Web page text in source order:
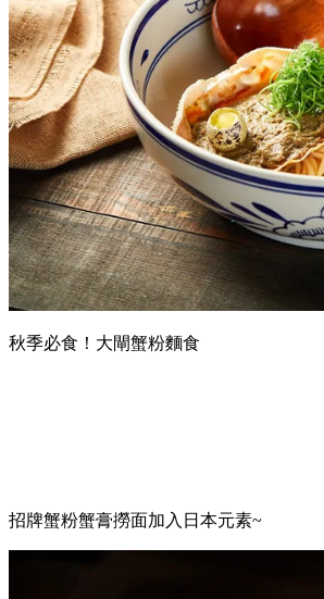
秋季必食！大閘蟹粉麵食
招牌蟹粉蟹膏撈面加入日本元素~